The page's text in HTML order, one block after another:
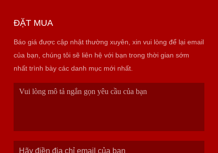
ĐẶT MUA
Báo giá được cập nhật thường xuyên, xin vui lòng để lại email
của bạn, chúng tôi sẽ liên hệ với bạn trong thời gian sớm
nhất trình bày các danh mục mới nhất.